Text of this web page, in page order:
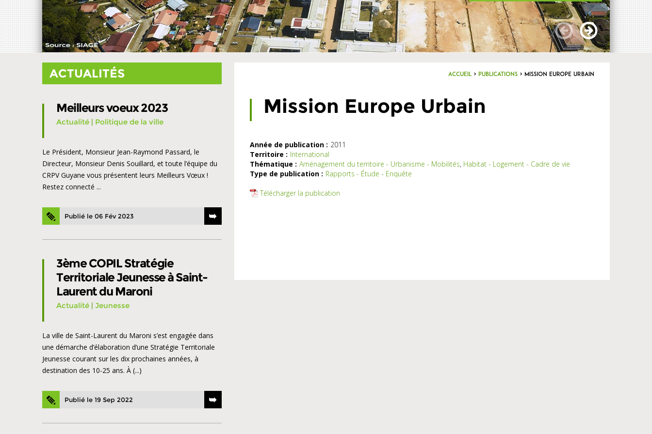
Accueil > Publications > Mission Europe Urbain
Mission Europe Urbain
Année de publication : 2011
Territoire : International
Thématique : Aménagement du territoire - Urbanisme - Mobilités, Habitat - Logement - Cadre de vie
Type de publication : Rapports - Étude - Enquête
Télécharger la publication
ACTUALITÉS
Meilleurs voeux 2023
Actualité | Politique de la ville
Le Président, Monsieur Jean-Raymond Passard, le
Directeur, Monsieur Denis Souillard, et toute l’équipe du
CRPV Guyane vous présentent leurs Meilleurs Vœux !
Restez connecté ...
Publié le 06 Fév 2023
3ème COPIL Stratégie
Territoriale Jeunesse à Saint-
Laurent du Maroni
Actualité | Jeunesse
La ville de Saint-Laurent du Maroni s’est engagée dans
une démarche d’élaboration d’une Stratégie Territoriale
Jeunesse courant sur les dix prochaines années, à
destination des 10-25 ans. À (...)
Publié le 19 Sep 2022